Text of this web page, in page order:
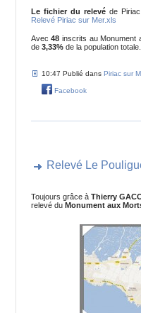
Le fichier du relevéde Piriac
Relevé Piriac sur Mer.xls
Avec48 inscrits au Monument
de3,33%de la population totale.
10:47 Publié dans Piriac sur
Facebook
Relevé Le
Toujours grâce à Thierry
relevé du Monument aux